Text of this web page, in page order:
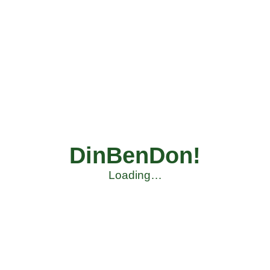
DinBenDon!
Loading…